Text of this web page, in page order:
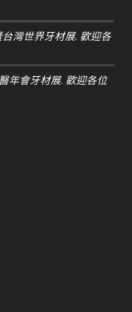
台灣世界牙材展. 歡迎各
年會牙材展. 歡迎各位